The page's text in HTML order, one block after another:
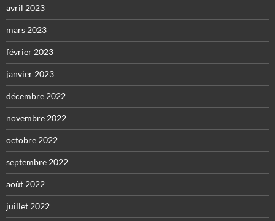
avril 2023
mars 2023
février 2023
janvier 2023
décembre 2022
novembre 2022
octobre 2022
septembre 2022
août 2022
juillet 2022